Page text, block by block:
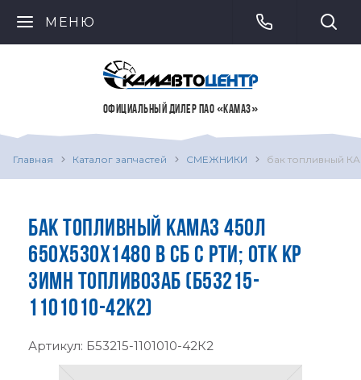
МЕНЮ
ОФИЦИАЛЬНЫЙ ДИЛЕР ПАО «КАМАЗ»
Главная Каталог запчастей СМЕЖНИКИ бак топливный
БАК ТОПЛИВНЫЙ КАМАЗ 450Л
650Х530Х1480 В СБ С РТИ; ОТК КР
ЗИМН ТОПЛИВОЗАБ (Б53215-
1101010-42К2)
Артикул: Б53215-1101010-42К2